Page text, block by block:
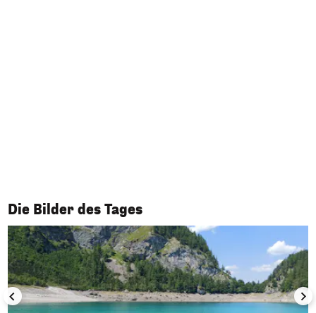
Die Bilder des Tages
1/50